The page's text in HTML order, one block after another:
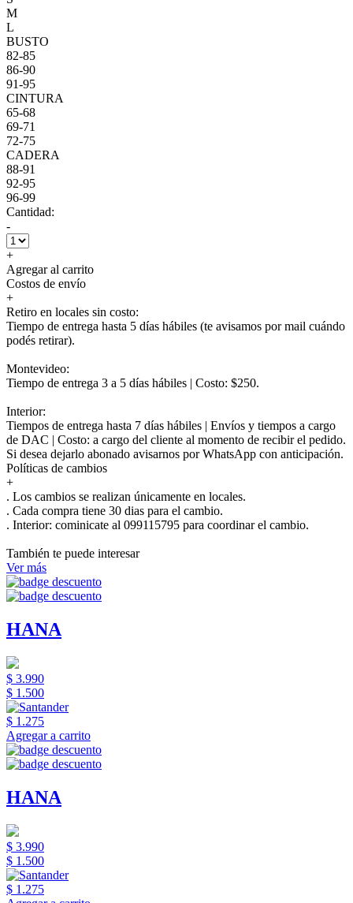
M
L
BUSTO
82-85
86-90
91-95
CINTURA
65-68
69-71
72-75
CADERA
88-91
92-95
96-99
Cantidad:
-
+
Agregar al carrito
Costos de envío
+
Retiro en locales sin costo:
Tiempo de entrega hasta 5 días hábiles (te avisamos por mail cuándo
podés retirar).
Montevideo:
Tiempo de entrega 3 a 5 días hábiles | Costo: $250.
Interior:
Tiempos de entrega hasta 7 días hábiles | Envíos y tiempos a cargo
de DAC | Costo: a cargo del cliente al momento de recibir el pedido.
Si desea dejarlo abonado avisarnos por WhatsApp con anticipación.
Políticas de cambios
+
. Los cambios se realizan únicamente en locales.
. Cada compra tiene 30 dias para el cambio.
. Interior: cominicate al 099115795 para coordinar el cambio.
También te puede interesar
Ver más
HANA
$ 3.990
$ 1.500
$ 1.275
Agregar a carrito
HANA
$ 3.990
$ 1.500
$ 1.275